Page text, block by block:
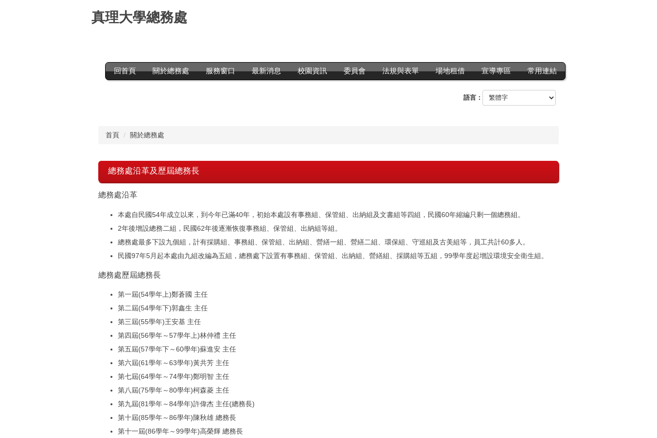
真理大學總務處
回首頁 關於總務處 服務窗口 最新消息 校園資訊 委員會 法規與表單 場地租借 宣導專區 常用連結
語言：
首頁 關於總務處
總務處沿革及歷屆總務長
總務處沿革
本處自民國54年成立以來，到今年已滿40年，初始本處設有事務組、保管組、出納組及文書組等四組，民國60年縮編只剩一個總務組。
2年後增設總務二組，民國62年後逐漸恢復事務組、保管組、出納組等組。
總務處最多下設九個組，計有採購組、事務組、保管組、出納組、營繕一組、營繕二組、環保組、守巡組及古美組等，員工共計60多人。
民國97年5月起本處由九組改編為五組，總務處下設置有事務組、保管組、出納組、營繕組、採購組等五組，99學年度起增設環境安全衛生組。
總務處歷屆總務長
第一屆(54學年上)鄭蒼國 主任
第二屆(54學年下)郭鑫生 主任
第三屆(55學年)王安基 主任
第四屆(56學年～57學年上)林仲禮 主任
第五屆(57學年下～60學年)蘇進安 主任
第六屆(61學年～63學年)黃共芳 主任
第七屆(64學年～74學年)鄭明智 主任
第八屆(75學年～80學年)柯森菱 主任
第九屆(81學年～84學年)許偉杰 主任(總務長)
第十屆(85學年～86學年)陳秋雄 總務長
第十一屆(86學年～99學年)高榮輝 總務長